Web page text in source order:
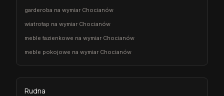
garderoba na wymiar Chocianów
wiatrołap na wymiar Chocianów
meble łazienkowe na wymiar Chocianów
meble pokojowe na wymiar Chocianów
Rudna